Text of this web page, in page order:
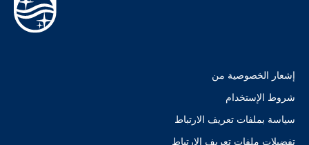
إشعار الخصوصية من
شروط الإستخدام
سياسة بملفات تعريف الارتباط
تفضيلات ملفات تعريف الارتباط